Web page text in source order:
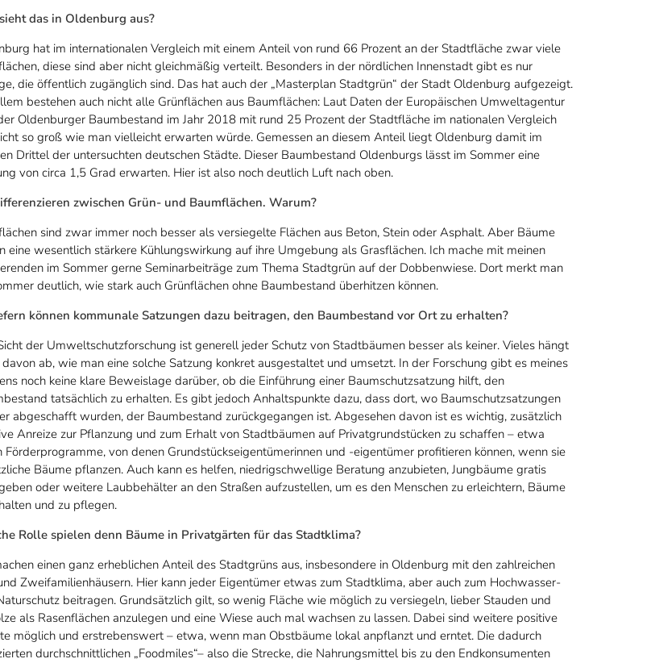
das in Oldenburg aus?
hat im internationalen Vergleich mit einem Anteil von rund 66 Prozent an der Stadtfläche zwar viele
diese sind aber nicht gleichmäßig verteilt. Besonders in der nördlichen Innenstadt gibt es nur
die öffentlich zugänglich sind. Das hat auch der „Masterplan Stadtgrün“ der Stadt Oldenburg aufgezeigt.
bestehen auch nicht alle Grünflächen aus Baumflächen: Laut Daten der Europäischen Umweltagentur
Oldenburger Baumbestand im Jahr 2018 mit rund 25 Prozent der Stadtfläche im nationalen Vergleich
so groß wie man vielleicht erwarten würde. Gemessen an diesem Anteil liegt Oldenburg damit im
Drittel der untersuchten deutschen Städte. Dieser Baumbestand Oldenburgs lässt im Sommer eine
von circa 1,5 Grad erwarten. Hier ist also noch deutlich Luft nach oben.
zwischen Grün- und Baumflächen. Warum?
sind zwar immer noch besser als versiegelte Flächen aus Beton, Stein oder Asphalt. Aber Bäume
eine wesentlich stärkere Kühlungswirkung auf ihre Umgebung als Grasflächen. Ich mache mit meinen
im Sommer gerne Seminarbeiträge zum Thema Stadtgrün auf der Dobbenwiese. Dort merkt man
deutlich, wie stark auch Grünflächen ohne Baumbestand überhitzen können.
können kommunale Satzungen dazu beitragen, den Baumbestand vor Ort zu erhalten?
der Umweltschutzforschung ist generell jeder Schutz von Stadtbäumen besser als keiner. Vieles hängt
ab, wie man eine solche Satzung konkret ausgestaltet und umsetzt. In der Forschung gibt es meines
noch keine klare Beweislage darüber, ob die Einführung einer Baumschutzsatzung hilft, den
tatsächlich zu erhalten. Es gibt jedoch Anhaltspunkte dazu, dass dort, wo Baumschutzsatzungen
abgeschafft wurden, der Baumbestand zurückgegangen ist. Abgesehen davon ist es wichtig, zusätzlich
Anreize zur Pflanzung und zum Erhalt von Stadtbäumen auf Privatgrundstücken zu schaffen – etwa
Förderprogramme, von denen Grundstückseigentümerinnen und -eigentümer profitieren können, wenn sie
Bäume pflanzen. Auch kann es helfen, niedrigschwellige Beratung anzubieten, Jungbäume gratis
oder weitere Laubbehälter an den Straßen aufzustellen, um es den Menschen zu erleichtern, Bäume
und zu pflegen.
Rolle spielen denn Bäume in Privatgärten für das Stadtklima?
einen ganz erheblichen Anteil des Stadtgrüns aus, insbesondere in Oldenburg mit den zahlreichen
Zweifamilienhäusern. Hier kann jeder Eigentümer etwas zum Stadtklima, aber auch zum Hochwasser-
beitragen. Grundsätzlich gilt, so wenig Fläche wie möglich zu versiegeln, lieber Stauden und
als Rasenflächen anzulegen und eine Wiese auch mal wachsen zu lassen. Dabei sind weitere positive
möglich und erstrebenswert – etwa, wenn man Obstbäume lokal anpflanzt und erntet. Die dadurch
durchschnittlichen „Foodmiles“– also die Strecke, die Nahrungsmittel bis zu den Endkonsumenten